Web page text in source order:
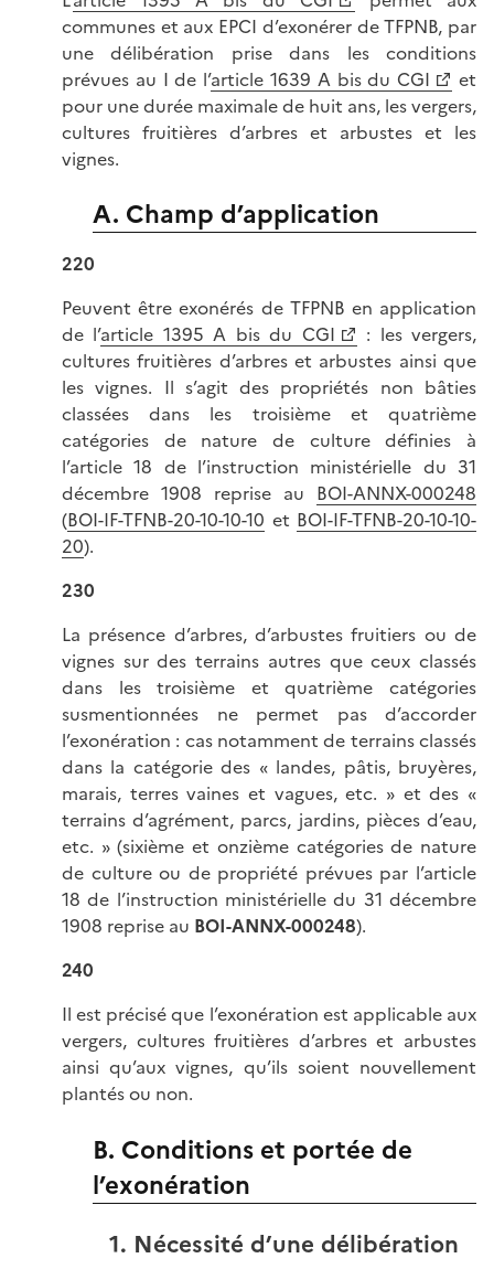
communes et aux EPCI d’exonérer de TFPNB, par
une délibération prise dans les conditions
prévues au I de l’article 1639 A bis du CGI
et
pour une durée maximale de huit ans, les vergers,
cultures fruitières d’arbres et arbustes et les
vignes.
A. Champ d’application
220
Peuvent être exonérés de TFPNB en application
de l’article 1395 A bis du CGI
: les vergers,
cultures fruitières d’arbres et arbustes ainsi que
les vignes. Il s’agit des propriétés non bâties
classées dans les troisième et quatrième
catégories de nature de culture définies à
l’article 18 de l’instruction ministérielle du 31
décembre 1908 reprise au BOI-ANNX-000248
(BOI-IF-TFNB-20-10-10-10 et BOI-IF-TFNB-20-10-10-
20).
230
La présence d’arbres, d’arbustes fruitiers ou de
vignes sur des terrains autres que ceux classés
dans les troisième et quatrième catégories
susmentionnées ne permet pas d’accorder
l’exonération : cas notamment de terrains classés
dans la catégorie des « landes, pâtis, bruyères,
marais, terres vaines et vagues, etc. » et des «
terrains d’agrément, parcs, jardins, pièces d’eau,
etc. » (sixième et onzième catégories de nature
de culture ou de propriété prévues par l’article
18 de l’instruction ministérielle du 31 décembre
1908 reprise au BOI-ANNX-000248).
240
Il est précisé que l’exonération est applicable aux
vergers, cultures fruitières d’arbres et arbustes
ainsi qu’aux vignes, qu’ils soient nouvellement
plantés ou non.
B. Conditions et portée de
l’exonération
1. Nécessité d’une délibération